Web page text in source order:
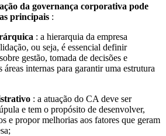
da governança corporativa pode
principais :
: a hierarquia da empresa
ou seja, é essencial definir
gestão, tomada de decisões e
áreas internas para garantir uma estrutura
: a atuação do CA deve ser
e tem o propósito de desenvolver,
e propor melhorias aos fatores que geram